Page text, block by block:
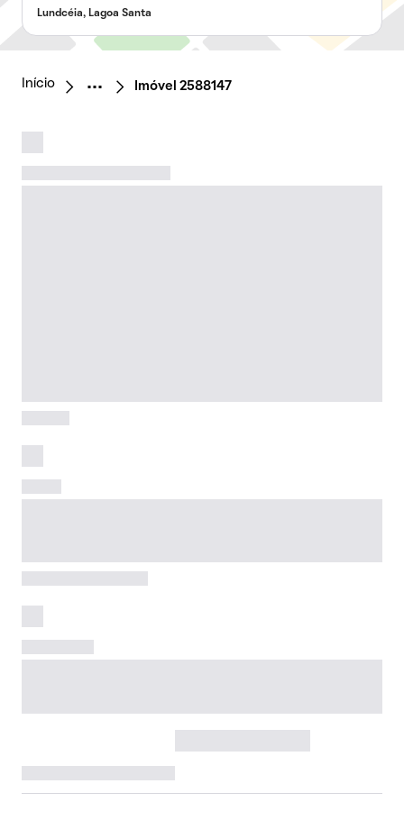
Lundcéia, Lagoa Santa
Início Imóvel 2588147